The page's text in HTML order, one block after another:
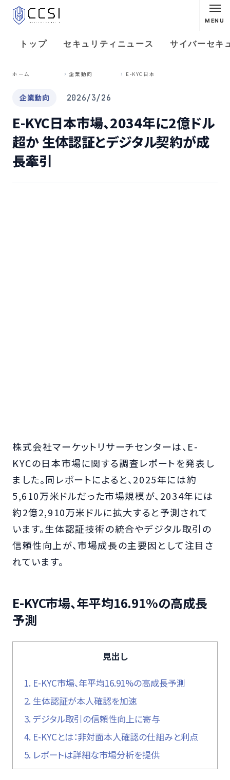
MENU
トップ セキュリティニュース サイバーセキ
ホーム 企業動向
企業動向 2026/3/26
E-KYC日本市場、2034年に2億ドル
超か 生体認証とデジタル契約が成
長牽引
株式会社マーケットリサーチセンターは、E-
KYCの日本市場に関する調査レポートを発表し
ました。同レポートによると、2025年には約
5,610万米ドルだった市場規模が、2034年には
約2億2,910万米ドルに拡大すると予測されて
います。生体認証技術の統合やデジタル取引の
信頼性向上が、市場成長の主要因として注目さ
れています。
E-KYC市場、年平均16.91%の高成長
予測
見出し
1. E-KYC市場、年平均16.91%の高成長予測
2. 生体認証が本人確認を加速
3. デジタル取引の信頼性向上に寄与
4. E-KYCとは：非対面本人確認の仕組みと利点
5. レポートは詳細な市場分析を提供